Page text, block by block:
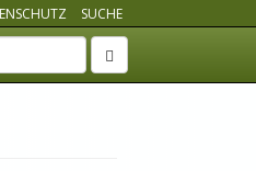
SUCHE